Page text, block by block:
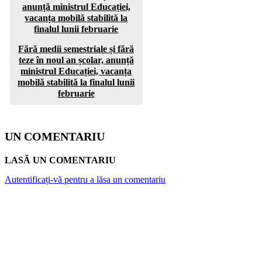
Fără medii semestriale și fără
teze în noul an școlar, anunță
ministrul Educației, vacanța
mobilă stabilită la finalul lunii
februarie
UN COMENTARIU
LASĂ UN COMENTARIU
Autentificați-vă pentru a lăsa un comentariu